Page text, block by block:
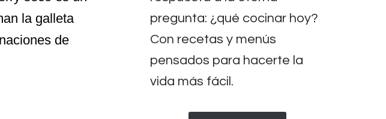
la galleta
de
pregunta: ¿qué cocinar hoy?
Con recetas y menús
pensados para hacerte la
vida más fácil.